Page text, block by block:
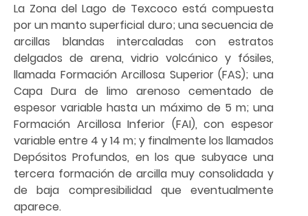
La Zona del Lago de Texcoco está compuesta
por un manto superficial duro; una secuencia de
arcillas blandas intercaladas con estratos
delgados de arena, vidrio volcánico y fósiles,
llamada Formación Arcillosa Superior (FAS); una
Capa Dura de limo arenoso cementado de
espesor variable hasta un máximo de 5 m; una
Formación Arcillosa Inferior (FAI), con espesor
variable entre 4 y 14 m; y finalmente los llamados
Depósitos Profundos, en los que subyace una
tercera formación de arcilla muy consolidada y
de baja compresibilidad que eventualmente
aparece.